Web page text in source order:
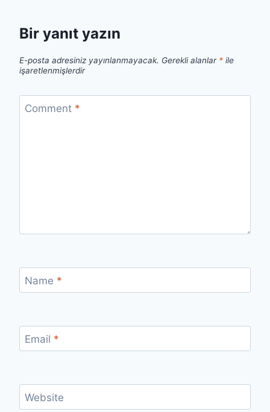
Bir yanıt yazın
E-posta adresiniz yayınlanmayacak. Gerekli alanlar * ile
işaretlenmişlerdir
Comment *
Name *
Email *
Website